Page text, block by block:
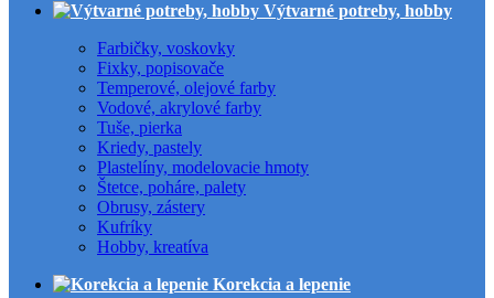
Výtvarné potreby, hobby
Farbičky, voskovky
Fixky, popisovače
Temperové, olejové farby
Vodové, akrylové farby
Tuše, pierka
Kriedy, pastely
Plastelíny, modelovacie hmoty
Štetce, poháre, palety
Obrusy, zástery
Kufríky
Hobby, kreatíva
Korekcia a lepenie